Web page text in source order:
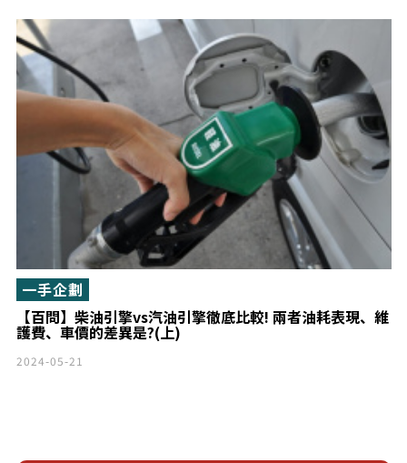
【百問】柴油引擎vs汽油引擎徹底比較! 兩者油耗表現、維
護費、車價的差異是?(上)
一手企劃
2024-05-21